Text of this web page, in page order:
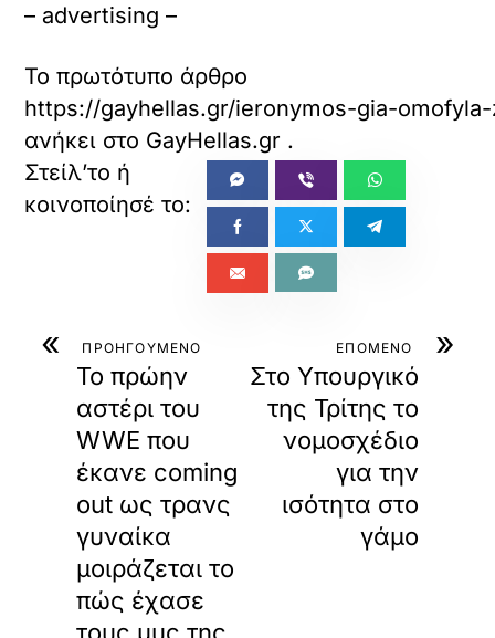
– advertising –
Το πρωτότυπο άρθρο
https://gayhellas.gr/ieronymos-gia-
ανήκει στο GayHellas.gr .
« ΠΡΟΗΓΟΥΜΕΝΟ
To πρώην
αστέρι του
WWE που
έκανε coming
out ως τρανς
γυναίκα
μοιράζεται το
πώς έχασε
τους μυς της
»
ΕΠΟΜΕΝΟ
Στο Υπουργικό
της Τρίτης το
νομοσχέδιο
για την
ισότητα στο
γάμο